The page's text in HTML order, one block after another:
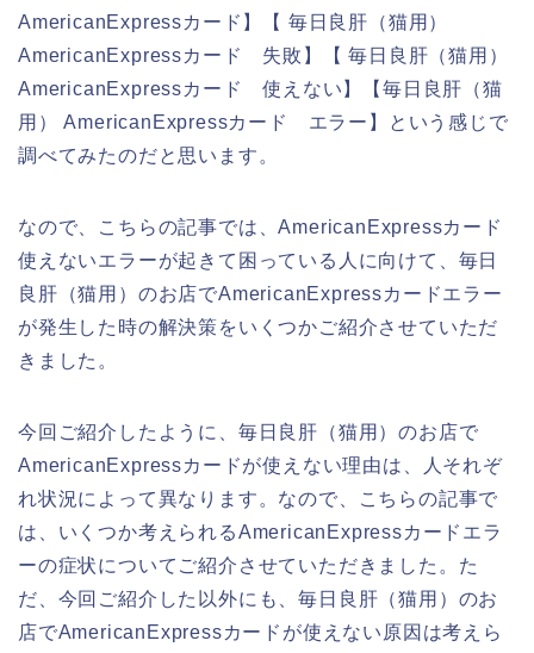
AmericanExpressカード】【 毎日良肝（猫用）
AmericanExpressカード 失敗】【 毎日良肝（猫用）
AmericanExpressカード 使えない】【毎日良肝（猫
用） AmericanExpressカード エラー】という感じで
調べてみたのだと思います。
なので、こちらの記事では、AmericanExpressカード
使えないエラーが起きて困っている人に向けて、毎日
良肝（猫用）のお店でAmericanExpressカードエラー
が発生した時の解決策をいくつかご紹介させていただ
きました。
今回ご紹介したように、毎日良肝（猫用）のお店で
AmericanExpressカードが使えない理由は、人それぞ
れ状況によって異なります。なので、こちらの記事で
は、いくつか考えられるAmericanExpressカードエラ
ーの症状についてご紹介させていただきました。た
だ、今回ご紹介した以外にも、毎日良肝（猫用）のお
店でAmericanExpressカードが使えない原因は考えら